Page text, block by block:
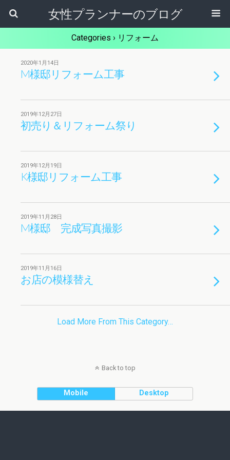
女性プランナーのブログ
Categories › リフォーム
2020年1月14日
M様邸リフォーム工事
2019年12月27日
初売り＆リフォーム祭り
2019年12月19日
K様邸リフォーム工事
2019年11月28日
M様邸 完成写真撮影
2019年11月16日
お店の模様替え
Load More From This Category…
Back to top
Mobile Desktop